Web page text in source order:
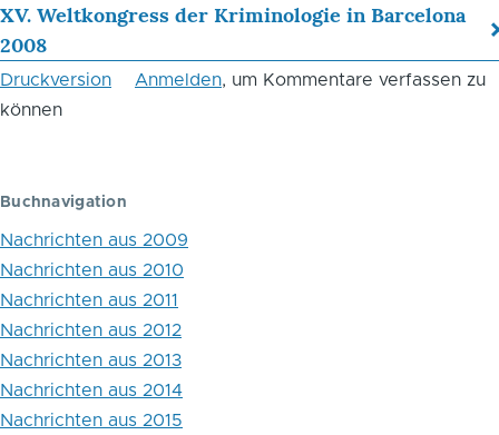
für
das
Blättern
International
Prize
in
Criminology
2008
XV. Weltkongress der Kriminologie in Barcelona
2008
Druckversion Anmelden, um Kommentare verfassen zu
können
Buchnavigation
Nachrichten aus 2009
Nachrichten aus 2010
Nachrichten aus 2011
Nachrichten aus 2012
Nachrichten aus 2013
Nachrichten aus 2014
Nachrichten aus 2015